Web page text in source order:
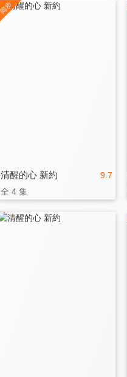
9.7
清醒的心 新約
全 4 集